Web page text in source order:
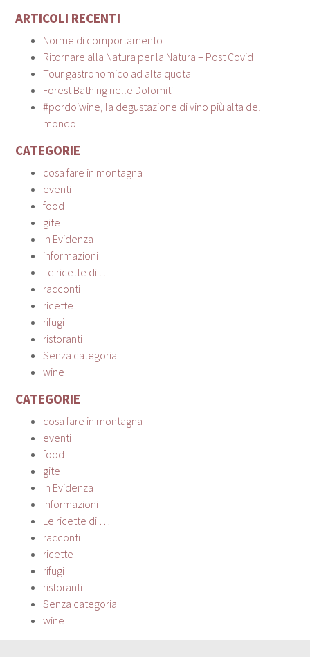
ARTICOLI RECENTI
Norme di comportamento
Ritornare alla Natura per la Natura – Post Covid
Tour gastronomico ad alta quota
Forest Bathing nelle Dolomiti
#pordoiwine, la degustazione di vino più alta del
mondo
CATEGORIE
cosa fare in montagna
eventi
food
gite
In Evidenza
informazioni
Le ricette di …
racconti
ricette
rifugi
ristoranti
Senza categoria
wine
CATEGORIE
cosa fare in montagna
eventi
food
gite
In Evidenza
informazioni
Le ricette di …
racconti
ricette
rifugi
ristoranti
Senza categoria
wine